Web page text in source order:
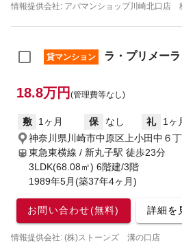
情報提供会社: アパマンショップ川崎北口店
貸マンション ラ・プリメー
18.8万円 (管理費等なし)
敷 1ヶ月 保 なし 礼
1ヶ
神奈川県川崎市中原区上小田中６
東急東横線 / 新丸子駅 徒歩23分
3LDK(68.08㎡) 6階建/3階
1989年5月(築37年4ヶ月)
お問い合わせ(無料) 詳細を
情報提供会社: (株)ストーンズ 溝の口店